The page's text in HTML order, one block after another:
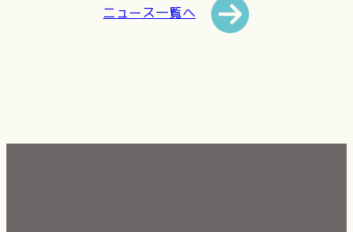
ニュース一覧へ